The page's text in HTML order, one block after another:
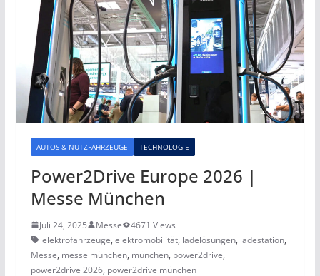
AUTOS & NUTZFAHRZEUGE TECHNOLOGIE
Power2Drive Europe 2026 |
Messe München
Juli 24, 2025 Messe
4671 Views
elektrofahrzeuge, elektromobilität, ladelösungen, ladestation,
Messe, messe münchen, münchen, power2drive,
power2drive 2026, power2drive münchen